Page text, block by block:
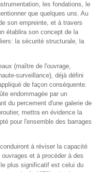
les fondations, le
que quelques uns. Au
son empreinte, et à travers
établira son concept de la
la sécurité structurale, la
(maître de l'ouvrage,
surveillance), déjà défini
de façon conséquente.
endommagée par un
du percement d'une galerie de
mettra en évidence la
pour l'ensemble des barrages
à réviser la capacité
et à procéder à des
plus significatif est celui du